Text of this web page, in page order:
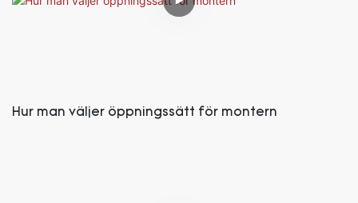
Hur man väljer öppningssätt för montern